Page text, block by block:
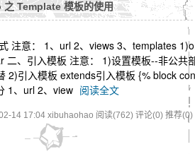
Template 模板的使用
注意： 1、url 2、views 3、templates
二、引入模板 注意： 1)设置模板--非公共
2)引入模板 extends引入模板 {% block
1、url 2、view 阅读全文
14 17:04 xibuhaohao 阅读(762) 评论(0) 推荐(0)